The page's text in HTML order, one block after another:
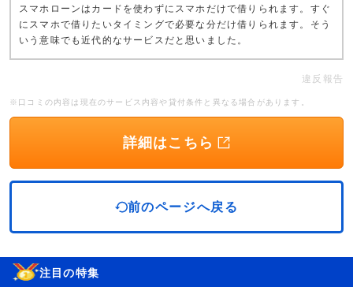
スマホローンはカードを使わずにスマホだけで借りられます。すぐ
にスマホで借りたいタイミングで必要な分だけ借りられます。そう
いう意味でも近代的なサービスだと思いました。
違反報告
※口コミの内容は現在のサービス内容や貸付条件と異なる場合があります。
詳細はこちら
前のページへ戻る
注目の特集